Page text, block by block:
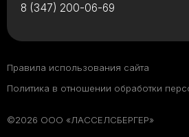
8 (347) 200-06-69
©2026 ООО «ЛАССЕЛСБЕРГЕР»
Правила использования сайта
Политика в отношении обработки